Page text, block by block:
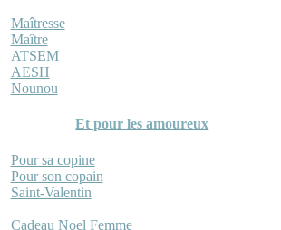
Maîtresse
Maître
ATSEM
AESH
Nounou
Et pour les amoureux
Pour sa copine
Pour son copain
Saint-Valentin
Cadeau Noel Femme